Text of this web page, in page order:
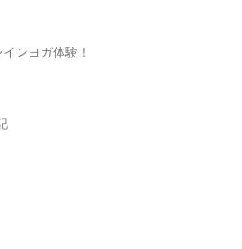
ンヨガ体験！